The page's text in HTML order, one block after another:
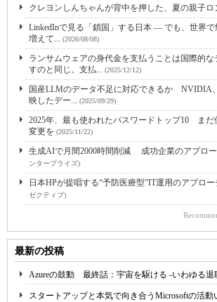
クレヨンしんちゃんが背中を押した、夏の親子ロ
LinkedInで見る「鎖国」する日本 ― でも、世界
増えて... (2026/08/08)
ランサムウェアの身代金を支払うことは国際的
すのと同じ。支払... (2025/12/12)
国産LLMのデータ不足に対応できるか NVIDIA
映したデー... (2025/09/29)
2025年、最も使われたパスワードトップ10 まだ
変更を (2025/11/22)
生成AIで月間2000時間削減 成功企業のアプロー
ンタープライズ)
日本HPが提唱する“予防医療型”IT運用のアプロー
ゼクティブ)
最新の投稿
Azureの鼓動 最終話：宇宙を駆ける -いわゆる退
スタートアップと本気で向き合うMicrosoftの活動